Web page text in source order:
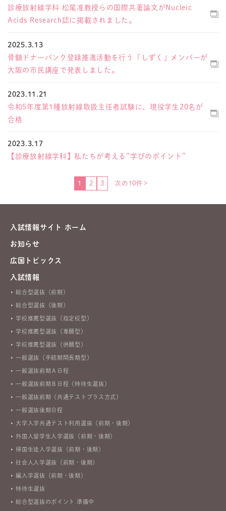
診療放射線学科 松尾准教授らの国際共著論文がNucleic
Acids Research誌に掲載されました。
2025.3.13
骨髄ドナーバンク登録推進活動を行う「しずく」メンバーが
大阪の市民講座で発表しました。
2023.11.21
令和5年度第1種放射線取扱主任者試験に、現役学生20名が
合格
2023.3.17
【診療放射線学科】私たちが考える”学びのポイント”
1 2 3 次の10件>
入試情報サイト ホーム
お知らせ
広国トピックス
入試情報
総合型選抜（前期）
総合型選抜（後期）
学校推薦型選抜（指定校型）
学校推薦型選抜（専願型）
学校推薦型選抜（併願型）
一般選抜（手続期間長期型）
一般選抜前期Ａ日程
一般選抜前期Ｂ日程（特待生選抜）
一般選抜前期（共通テストプラス方式）
一般選抜後期日程
大学入学共通テスト利用選抜（前期・後期）
外国人留学生入学選抜（前期・後期）
帰国生徒入学選抜（前期・後期）
社会人入学選抜（前期・後期）
編入学選抜（前期・後期）
特待生選抜
総合型選抜のポイント 準備中